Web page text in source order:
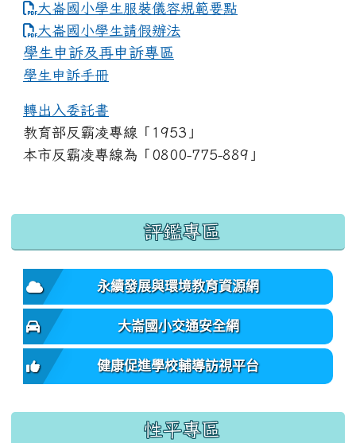
大崙國小學生服裝儀容規範要點
link to https://www.dles.tyc.edu.tw/uploads/
大崙國小學生請假辦法
學生申訴及再申訴專區
學生申訴手冊
轉出入委託書
教育部反霸凌專線「1953」
本市反霸凌專線為「0800-775-889」
:::
評鑑專區
永續發展與環境教育資源網
大崙國小交通安全網
健康促進學校輔導訪視平台
性平專區